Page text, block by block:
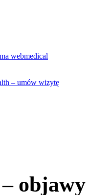
webmedical
– umów wizytę